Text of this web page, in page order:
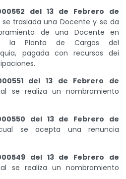
del 13 de Febrero de
traslada una Docente y se da
de una Docente en
la Planta de Cargos del
pagada con recursos dei
del 13 de Febrero de
se realiza un nombramiento
del 13 de Febrero de
se acepta una renuncia
del 13 de Febrero de
se realiza un nombramiento